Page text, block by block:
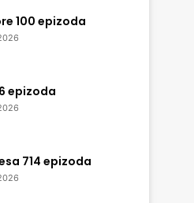
100 epizoda
epizoda
714 epizoda